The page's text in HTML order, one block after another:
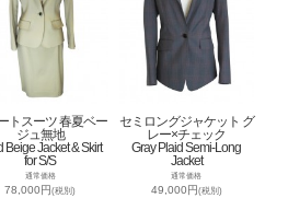
トスーツ 春夏ベー
ジュ無地
Beige Jacket & Skirt
for S/S
通常価格
78,000円(税別)
セミロングジャケット グ
レー×チェック
Gray Plaid Semi-Long
Jacket
通常価格
49,000円(税別)